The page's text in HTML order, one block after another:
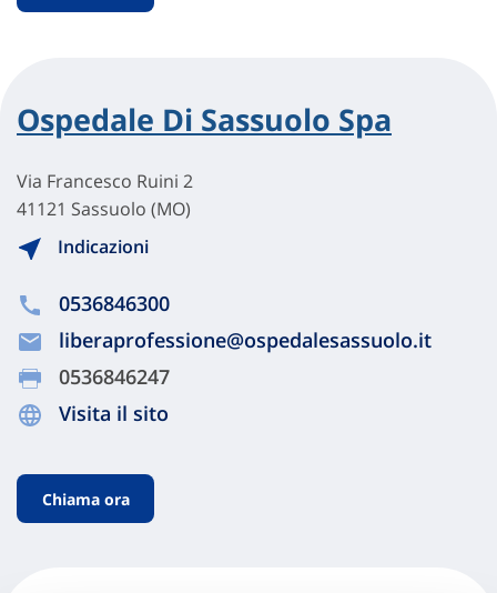
Ospedale Di Sassuolo Spa
Via Francesco Ruini 2
41121 Sassuolo (MO)
Indicazioni
0536846300
liberaprofessione@ospedalesassuolo.it
0536846247
Visita il sito
Chiama ora